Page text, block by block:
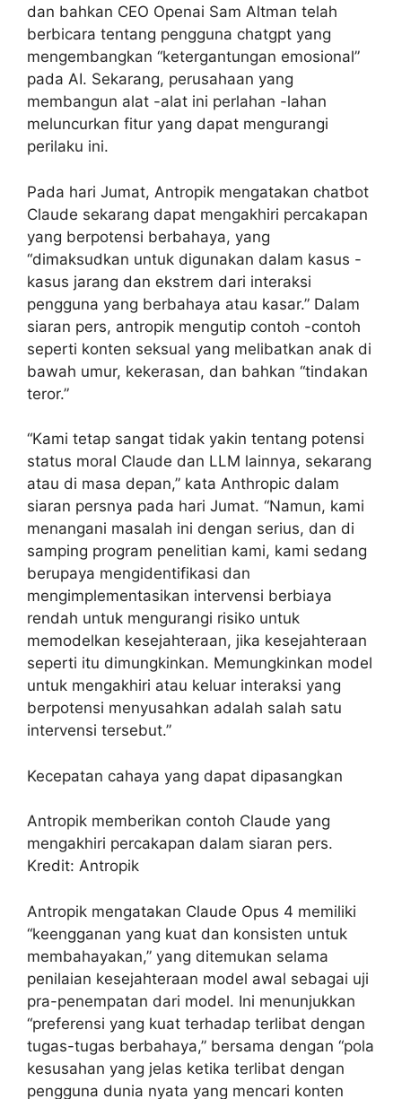
dan bahkan CEO Openai Sam Altman telah
berbicara tentang pengguna chatgpt yang
mengembangkan “ketergantungan emosional”
pada AI. Sekarang, perusahaan yang
membangun alat -alat ini perlahan -lahan
meluncurkan fitur yang dapat mengurangi
perilaku ini.
Pada hari Jumat, Antropik mengatakan chatbot
Claude sekarang dapat mengakhiri percakapan
yang berpotensi berbahaya, yang
“dimaksudkan untuk digunakan dalam kasus -
kasus jarang dan ekstrem dari interaksi
pengguna yang berbahaya atau kasar.” Dalam
siaran pers, antropik mengutip contoh -contoh
seperti konten seksual yang melibatkan anak di
bawah umur, kekerasan, dan bahkan “tindakan
teror.”
“Kami tetap sangat tidak yakin tentang potensi
status moral Claude dan LLM lainnya, sekarang
atau di masa depan,” kata Anthropic dalam
siaran persnya pada hari Jumat. “Namun, kami
menangani masalah ini dengan serius, dan di
samping program penelitian kami, kami sedang
berupaya mengidentifikasi dan
mengimplementasikan intervensi berbiaya
rendah untuk mengurangi risiko untuk
memodelkan kesejahteraan, jika kesejahteraan
seperti itu dimungkinkan. Memungkinkan model
untuk mengakhiri atau keluar interaksi yang
berpotensi menyusahkan adalah salah satu
intervensi tersebut.”
Kecepatan cahaya yang dapat dipasangkan
Antropik memberikan contoh Claude yang
mengakhiri percakapan dalam siaran pers.
Kredit: Antropik
Antropik mengatakan Claude Opus 4 memiliki
“keengganan yang kuat dan konsisten untuk
membahayakan,” yang ditemukan selama
penilaian kesejahteraan model awal sebagai uji
pra-penempatan dari model. Ini menunjukkan
“preferensi yang kuat terhadap terlibat dengan
tugas-tugas berbahaya,” bersama dengan “pola
kesusahan yang jelas ketika terlibat dengan
pengguna dunia nyata yang mencari konten